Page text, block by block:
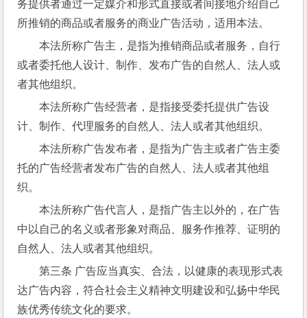
务提供者通过一定媒介和形式直接或者间接地介绍自己
所推销的商品或者服务的商业广告活动，适用本法。
本法所称广告主，是指为推销商品或者服务，自行
或者委托他人设计、制作、发布广告的自然人、法人或
者其他组织。
本法所称广告经营者，是指接受委托提供广告设
计、制作、代理服务的自然人、法人或者其他组织。
本法所称广告发布者，是指为广告主或者广告主委
托的广告经营者发布广告的自然人、法人或者其他组
织。
本法所称广告代言人，是指广告主以外的，在广告
中以自己的名义或者形象对商品、服务作推荐、证明的
自然人、法人或者其他组织。
第三条 广告应当真实、合法，以健康的表现形式表
达广告内容，符合社会主义精神文明建设和弘扬中华民
族优秀传统文化的要求。